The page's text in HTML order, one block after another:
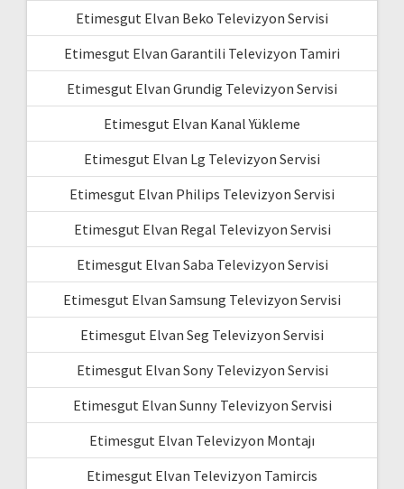
Etimesgut Elvan Beko Televizyon Servisi
Etimesgut Elvan Garantili Televizyon Tamiri
Etimesgut Elvan Grundig Televizyon Servisi
Etimesgut Elvan Kanal Yükleme
Etimesgut Elvan Lg Televizyon Servisi
Etimesgut Elvan Philips Televizyon Servisi
Etimesgut Elvan Regal Televizyon Servisi
Etimesgut Elvan Saba Televizyon Servisi
Etimesgut Elvan Samsung Televizyon Servisi
Etimesgut Elvan Seg Televizyon Servisi
Etimesgut Elvan Sony Televizyon Servisi
Etimesgut Elvan Sunny Televizyon Servisi
Etimesgut Elvan Televizyon Montajı
Etimesgut Elvan Televizyon Tamircis